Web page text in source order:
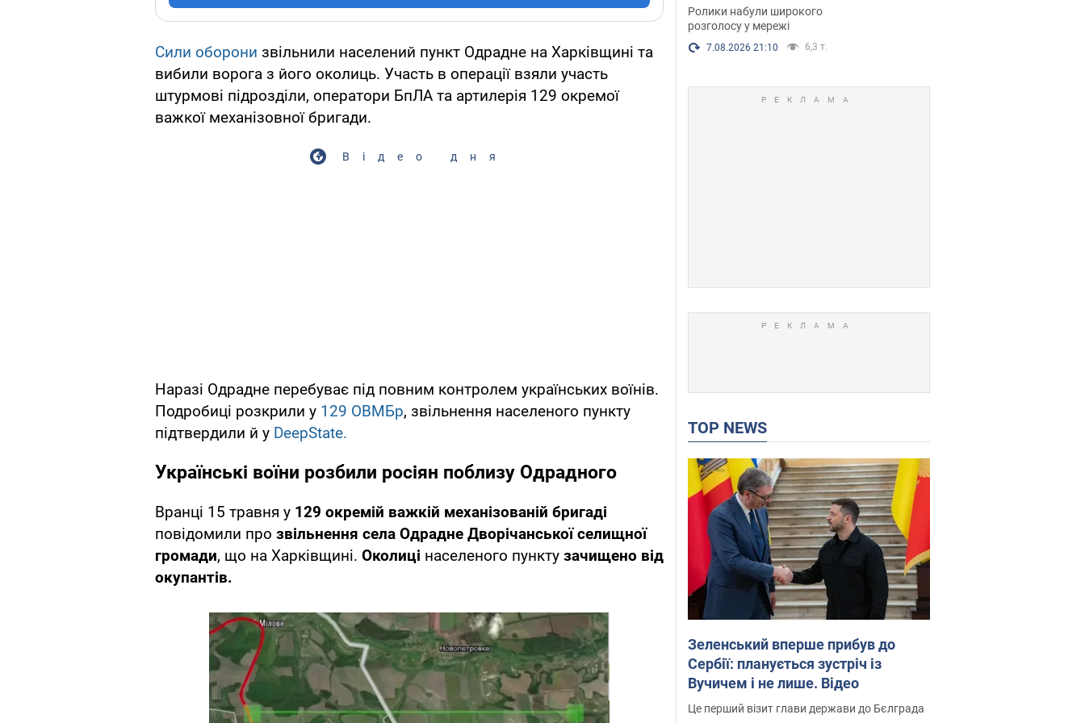
Сили оборони звільнили населений пункт Одрадне на Харківщині та
вибили ворога з його околиць. Участь в операції взяли участь
штурмові підрозділи, оператори БпЛА та артилерія 129 окремої
важкої механізовної бригади.
Відео дня
Наразі Одрадне перебуває під повним контролем українських воїнів.
Подробиці розкрили у 129 ОВМБр, звільнення населеного пункту
підтвердили й у DeepState.
Українські воїни розбили росіян поблизу Одрадного
Вранці 15 травня у 129 окремій важкій механізованій бригаді
повідомили про звільнення села Одрадне Дворічанської селищної
громади, що на Харківщині. Околиці населеного пункту зачищено від
окупантів.
покарали. Відео
Ролики набули широкого
розголосу у мережі
7.08.2026 21:10 6,3 т.
TOP NEWS
Зеленський вперше прибув до
Сербії: планується зустріч із
Вучичем і не лише. Відео
Це перший візит глави держави до Бєлграда